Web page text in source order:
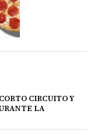
CIRCUITO Y
LA